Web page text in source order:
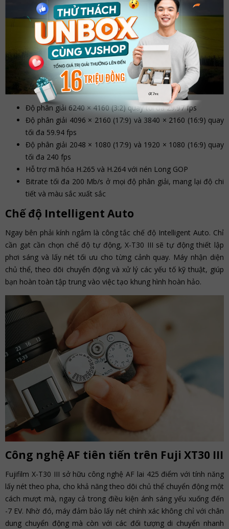
Độ phân giải 6240 × 4160 (3:2) quay tối đa 29.97 fps
Độ phân giải 4096 × 2160 (17:9) và 3840 × 2160 (16:9) quay
tối đa 59.94 fps
Độ phân giải 2048 × 1080 (17:9) và 1920 × 1080 (16:9) quay
tối đa 240 fps
Hỗ trợ mã hóa H.265 và H.264 với nén Long GOP
Bitrate tối đa 200 Mb/s ở mọi độ phân giải, mang lại độ chi
tiết và màu sắc xuất sắc
Chế độ Intelligent Auto
Ngay bên phải kính ngắm là công tắc chế độ Intelligent Auto. Chỉ
cần gạt cần chọn chế độ tự động, X-T30 III sẽ tự động thiết lập
phơi sáng và lấy nét tối ưu cho từng cảnh quay. Máy nhận diện
chủ thể, theo dõi chuyển động và xử lý các yếu tố kỹ thuật, giúp
bạn hoàn toàn tập trung vào việc tạo khung hình hoàn hảo.
Công nghệ AF tiên tiến trên Fuji XT30 III
Fujifilm X-T30 III sở hữu công nghệ AF lai 425 điểm với tính năng
lấy nét theo pha, cho khả năng theo dõi chủ thể chuyển động một
cách mượt mà, ngay cả trong điều kiện ánh sáng yếu xuống đến
-7 EV. Nhờ đó, máy đảm bảo lấy nét chính xác không chỉ với chân
dung chuyển động mà còn với các đối tượng di chuyển nhanh